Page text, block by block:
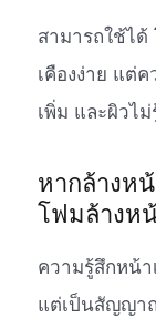
สามารถใช้ได้
เคืองง่าย แต่
เพิ่ม และผิวไ
หากล้างห
โฟมล้างห
ความรู้สึกหน้
แต่เป็นสัญญา